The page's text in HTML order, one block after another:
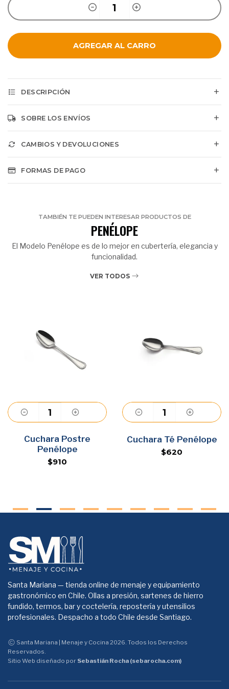
AGREGAR AL CARRO
DESCRIPCIÓN
SOBRE LOS ENVÍOS
CAMBIOS Y DEVOLUCIONES
FORMAS DE PAGO
TAMBIÉN TE PUEDEN INTERESAR PRODUCTOS DE
PENÉLOPE
El Modelo Penélope es de lo mejor en cubertería, elegancia y
funcionalidad.
VER TODOS
Agregar
Cuchara Postre
Penélope
$910
Agregar
Cuchara Té Penélope
$620
Santa Mariana — tienda online de menaje y equipamiento
gastronómico en Chile. Ollas a presión, sartenes de hierro
fundido, termos, bar y coctelería, repostería y utensilios
profesionales. Despacho a todo Chile desde Santiago.
Santa Mariana | Menaje y Cocina 2026. Todos los Derechos
Reservados.
Sitio Web diseñado por Sebastián Rocha (sebarocha.com)